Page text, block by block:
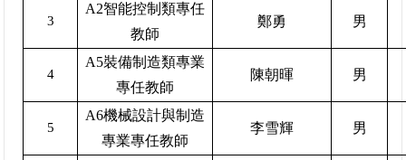
3
A2智能控制類專任
教師
鄭勇 男
4
A5裝備制造類專業
專任教師
陳朝暉 男
5
A6機械設計與制造
專業專任教師
李雪輝 男